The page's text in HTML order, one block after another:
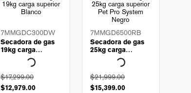
7MMGDC300DW
Secadora de gas
19kg carga
superior Blanco
$17,299.00
$12,979.00
7MMGD6500RB
Secadora de gas
25kg carga
superior Pet Pro
System Negro
$21,999.00
$15,399.00